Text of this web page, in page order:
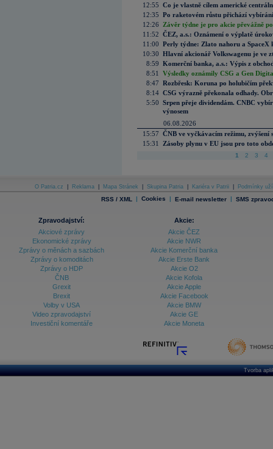
12:55 Co je vlastně cílem americké
12:35 Po raketovém růstu přichází
12:26
Závěr týdne je pro akcie převážně
11:52 ČEZ, a.s.: Oznámení o výplatě
11:00 Perly týdne: Zlato nahoru a SpaceX
10:30 Hlavní akcionář Volkswagenu je ve
8:59 Komerční banka, a.s.: Výpis z
8:51
Výsledky oznámily CSG a Gen
8:47 Rozbřesk: Koruna po holubičím
8:14 CSG výrazně překonala odhady.
5:50 Srpen přeje dividendám. CNBC
výnosem
06.08.2026
15:57 ČNB ve vyčkávacím režimu, zvýšení
15:31
Zásoby plynu v EU jsou pro toto
1 2 3 4
O Patria.cz Reklama Mapa Stránek Skupina Patria Kariéra v Patrii Podmínky
RSS / XML | Cookies | E-mail newsletter | SMS
Zpravodajství:
Akciové zprávy
Ekonomické zprávy
Zprávy o měnách a sazbách
Zprávy o komoditách
Zprávy o HDP
ČNB
Grexit
Brexit
Volby v USA
Video zpravodajství
Investiční komentáře
Akcie:
Akcie ČEZ
Akcie NWR
Akcie Komerční banka
Akcie Erste Bank
Akcie O2
Akcie Kofola
Akcie Apple
Akcie Facebook
Akcie BMW
Akcie GE
Akcie Moneta
Tvorba